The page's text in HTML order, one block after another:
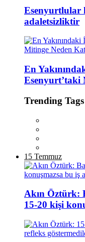
Esenyurtlular
adaletsizliktir
En
Esenyurt’taki
Trending Tags
15 Temmuz
Akın Öztürk:
15-20 kişi